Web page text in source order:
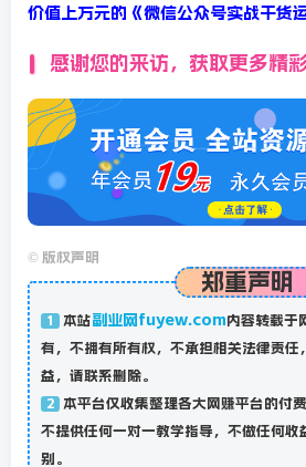
价值上万元的《微信公众号实战干货
感谢您的来访，获取更多精
© 版权声明
郑重声明
1 本站副业网fuyew.com内容转载于
有，不拥有所有权，不承担相关法律责任
益，请联系删除。
2 本平台仅收集整理各大网赚平台的付
不提供任何一对一教学指导，不做任何收
别。